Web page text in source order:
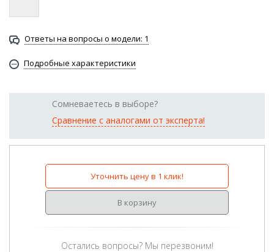
Ответы на вопросы о модели: 1
Подробные характеристики
Сомневаетесь в выборе?
Сравнение с аналогами от эксперта!
Уточнить цену в 1 клик!
В корзину
Остались вопросы? Мы перезвоним!